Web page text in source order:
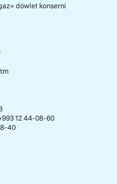
döwlet konserni
12 44-08-60
40